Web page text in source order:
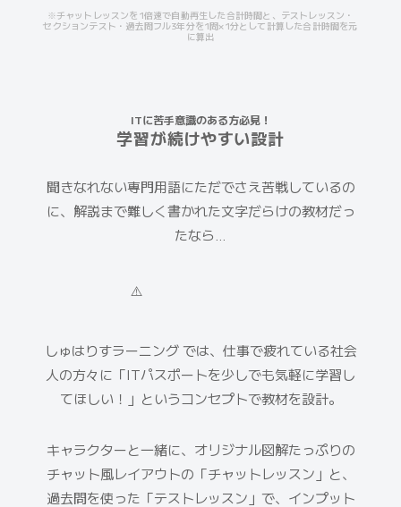
※チャットレッスンを1倍速で自動再生した合計時間と、テストレッスン・
セクションテスト・過去問フル3年分を1問×1分として計算した合計時間を元
に算出
ITに苦手意識のある方必見！
学習が続けやすい設計
聞きなれない専門用語にただでさえ苦戦しているの
に、解説まで難しく書かれた文字だらけの教材だっ
たなら…
しゅはりすラーニング では、仕事で疲れている社会
人の方々に 「ITパスポートを少しでも気軽に学習し
てほしい！」 というコンセプトで教材を設計。
キャラクターと一緒に、オリジナル図解たっぷりの
チャット風レイアウトの 「チャットレッスン」 と、
過去問を使った 「テストレッスン」 で、インプット